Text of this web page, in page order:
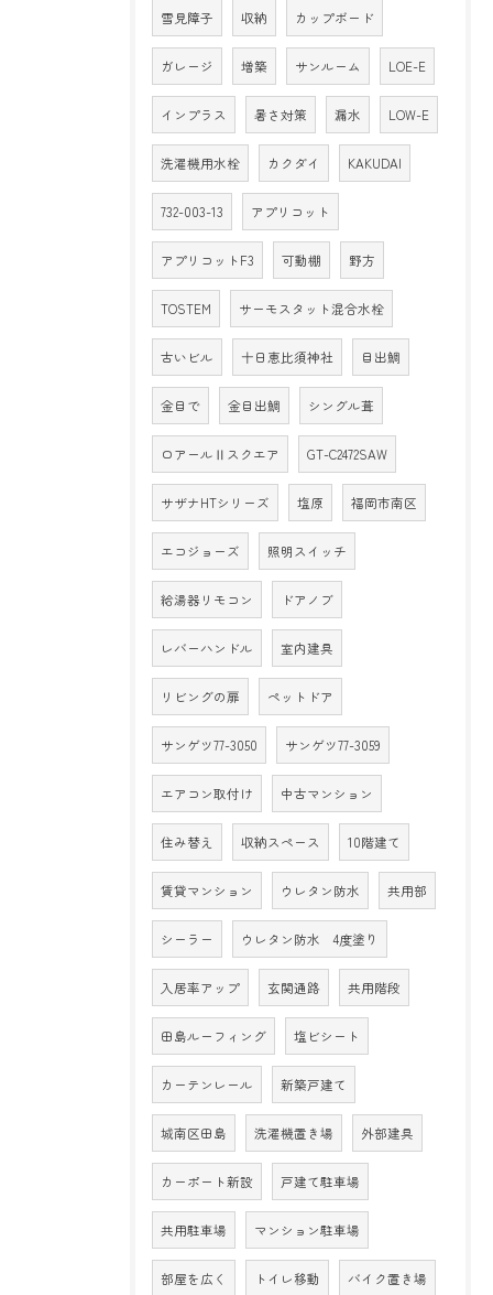
雪見障子 収納 カップボード
ガレージ 増築 サンルーム LOE-E
インプラス 暑さ対策 漏水 LOW-E
洗濯機用水栓 カクダイ KAKUDAI
732-003-13 アプリコット
アプリコットF3 可動棚 野方
TOSTEM サーモスタット混合水栓
古いビル 十日恵比須神社 目出鯛
金目で 金目出鯛 シングル葺
ロアールⅡスクエア GT-C2472SAW
サザナHTシリーズ 塩原 福岡市南区
エコジョーズ 照明スイッチ
給湯器リモコン ドアノブ
レバーハンドル 室内建具
リビングの扉 ペットドア
サンゲツ77-3050 サンゲツ77-3059
エアコン取付け 中古マンション
住み替え 収納スペース 10階建て
賃貸マンション ウレタン防水 共用部
シーラー ウレタン防水 4度塗り
入居率アップ 玄関通路 共用階段
田島ルーフィング 塩ビシート
カーテンレール 新築戸建て
城南区田島 洗濯機置き場 外部建具
カーポート新設 戸建て駐車場
共用駐車場 マンション駐車場
部屋を広く トイレ移動 バイク置き場